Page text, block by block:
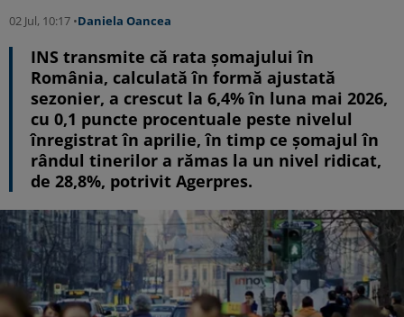
02 Jul, 10:17 •Daniela Oancea
INS transmite că rata șomajului în
România, calculată în formă ajustată
sezonier, a crescut la 6,4% în luna mai 2026,
cu 0,1 puncte procentuale peste nivelul
înregistrat în aprilie, în timp ce șomajul în
rândul tinerilor a rămas la un nivel ridicat,
de 28,8%, potrivit Agerpres.